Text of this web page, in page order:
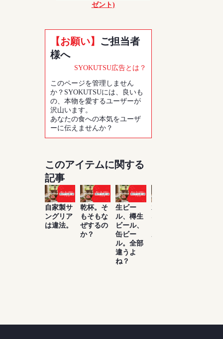
ゼント)
【お願い】
ご担当者
様へ
SYOKUTSU広告とは？
このページを管理しません
か？SYOKUTSUには、良いも
の、本物を愛するユーザーが
沢山います。
あなたの食への本気をユーザ
ーに伝えませんか？
このアイテムに関する
記事
自家製サ
ングリア
は違法。
乾杯。そ
もそもな
ぜするの
か？
生ビー
ル、樽生
ビール、
缶ビー
ル。全部
違うよ
ね？
水は飲め
ないけ